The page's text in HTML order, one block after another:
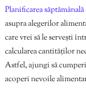
Planificarea
asupra alegerilor
care vrei să le servești
calcularea cantităților
Astfel, ajungi să
acoperi nevoile